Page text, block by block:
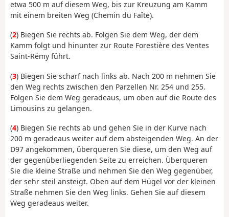
etwa 500 m auf diesem Weg, bis zur Kreuzung am Kamm
mit einem breiten Weg (Chemin du Faîte).
(2) Biegen Sie rechts ab. Folgen Sie dem Weg, der dem
Kamm folgt und hinunter zur Route Forestière des Ventes
Saint-Rémy führt.
(3) Biegen Sie scharf nach links ab. Nach 200 m nehmen Sie
den Weg rechts zwischen den Parzellen Nr. 254 und 255.
Folgen Sie dem Weg geradeaus, um oben auf die Route des
Limousins zu gelangen.
(4) Biegen Sie rechts ab und gehen Sie in der Kurve nach
200 m geradeaus weiter auf dem absteigenden Weg. An der
D97 angekommen, überqueren Sie diese, um den Weg auf
der gegenüberliegenden Seite zu erreichen. Überqueren
Sie die kleine Straße und nehmen Sie den Weg gegenüber,
der sehr steil ansteigt. Oben auf dem Hügel vor der kleinen
Straße nehmen Sie den Weg links. Gehen Sie auf diesem
Weg geradeaus weiter.